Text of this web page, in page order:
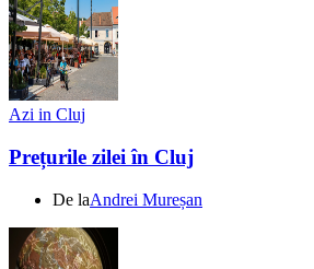
Azi in Cluj
Prețurile zilei în Cluj
De laAndrei Mureșan